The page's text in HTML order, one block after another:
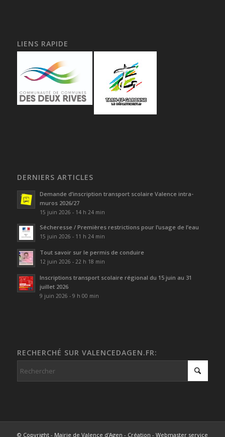
LIENS RAPIDE
DERNIERS ARTICLES
Demande d’inscription transport scolaire Valence intra-
muros 2026/27
15 juin 2026 - 14 h 24 min
Sécheresse / Premières restrictions pour l’usage de l’eau
15 juin 2026 - 11 h 24 min
Tout savoir sur le permis de conduire
12 juin 2026 - 22 h 18 min
Inscriptions transport scolaire régional du 15 juin au 31
juillet 2026
9 juin 2026 - 9 h 00 min
RECHERCHÉ SUR VALENCEDAGEN.FR:
© Copyright - Mairie de Valence d'Agen - Création - Webmaster service